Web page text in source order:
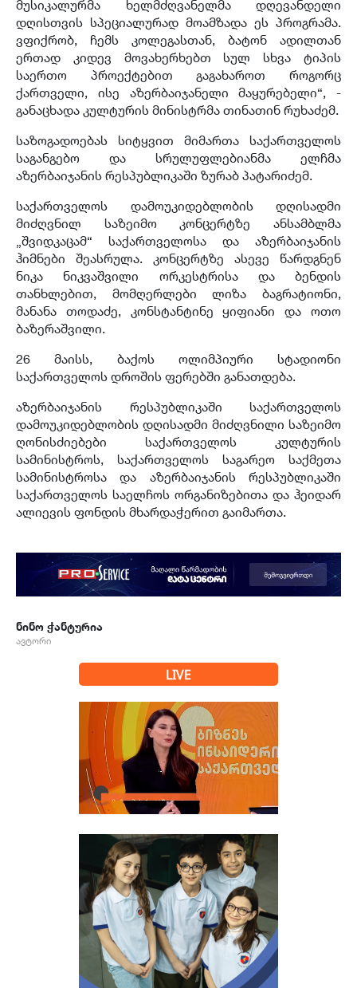
მუსიკალურმა ხელმძღვანელმა დღევანდელი
დღისთვის სპეციალურად მოამზადა ეს პროგრამა.
ვფიქრობ, ჩემს კოლეგასთან, ბატონ ადილთან
ერთად კიდევ მოვახერხებთ სულ სხვა ტიპის
საერთო პროექტებით გაგახაროთ როგორც
ქართველი, ისე აზერბაიჯანელი მაყურებელი“, -
განაცხადა კულტურის მინისტრმა თინათინ რუხაძემ.
საზოგადოებას სიტყვით მიმართა საქართველოს
საგანგებო და სრულუფლებიანმა ელჩმა
აზერბაიჯანის რესპუბლიკაში ზურაბ პატარიძემ.
საქართველოს დამოუკიდებლობის დღისადმი
მიძღვნილ საზეიმო კონცერტზე ანსამბლმა
„შვიდკაცამ“ საქართველოსა და აზერბაიჯანის
ჰიმნები შეასრულა. კონცერტზე ასევე წარდგნენ
ნიკა ნიკვაშვილი ორკესტრისა და ბენდის
თანხლებით, მომღერლები ლიზა ბაგრატიონი,
მანანა თოდაძე, კონსტანტინე ყიფიანი და ოთო
ბაზერაშვილი.
26 მაისს, ბაქოს ოლიმპიური სტადიონი
საქართველოს დროშის ფერებში განათდება.
აზერბაიჯანის რესპუბლიკაში საქართველოს
დამოუკიდებლობის დღისადმი მიძღვნილი საზეიმო
ღონისძიებები საქართველოს კულტურის
სამინისტროს, საქართველოს საგარეო საქმეთა
სამინისტროსა და აზერბაიჯანის რესპუბლიკაში
საქართველოს საელჩოს ორგანიზებითა და ჰეიდარ
ალიევის ფონდის მხარდაჭერით გაიმართა.
ნინო ჭანტურია
ავტორი
LIVE